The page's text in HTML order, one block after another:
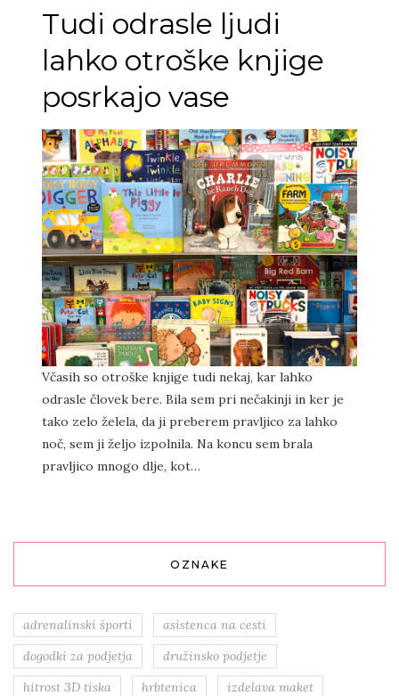
Tudi odrasle ljudi
lahko otroške knjige
posrkajo vase
Včasih so otroške knjige tudi nekaj, kar lahko
odrasle človek bere. Bila sem pri nečakinji in ker je
tako zelo želela, da ji preberem pravljico za lahko
noč, sem ji željo izpolnila. Na koncu sem brala
pravljico mnogo dlje, kot…
OZNAKE
adrenalinski športi
asistenca na cesti
dogodki za podjetja
družinsko podjetje
hitrost 3D tiska
hrbtenica
izdelava maket